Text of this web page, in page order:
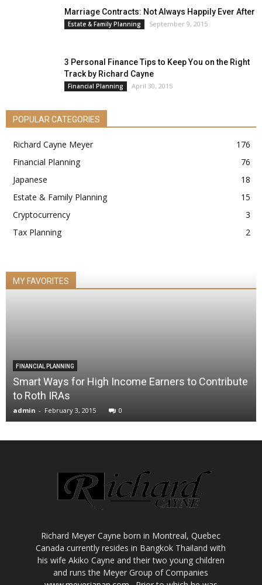
Marriage Contracts: Not Always Happily Ever After
Estate & Family Planning September 9, 2015
3 Personal Finance Tips to Keep You on the Right
Track by Richard Cayne
Financial Planning April 30, 2015
POPULAR CATEGORIES
Richard Cayne Meyer
176
Financial Planning
76
Japanese
18
Estate & Family Planning
15
Cryptocurrency
3
Tax Planning
2
MY FAVORITES
FINANCIAL PLANNING
Smart Ways for High Income Earners to Contribute
to Roth IRAs
admin - February 3, 2015 0
Richard Meyer Cayne born in Montreal, Quebec
Canada currently resides in Bangkok Thailand with
his wife Akiko Cayne and their two young children
and runs the Meyer Group of Companies